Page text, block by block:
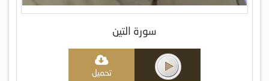
سورة التين
تحميل